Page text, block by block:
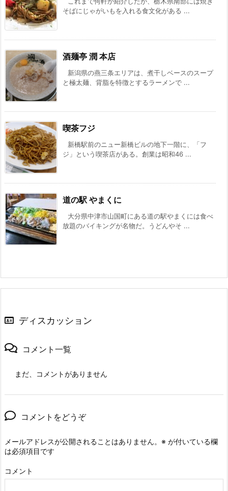
そばにじゃがいもを入れる食文化がある ...
酒麺亭 潤 本店
新潟県の燕三条エリアは、煮干しベースのスープ
と極太麺、背脂を特徴とするラーメンで ...
喫茶フジ
新橋駅前のニュー新橋ビルの地下一階に、「フ
ジ」という喫茶店がある。創業は昭和46 ...
道の駅 やまくに
大分県中津市山国町にある道の駅やまくには食べ
放題のバイキングが名物だ。うどんやそ ...
ディスカッション
コメント一覧
まだ、コメントがありません
コメントをどうぞ
メールアドレスが公開されることはありません。 ※ が付いている欄
は必須項目です
コメント